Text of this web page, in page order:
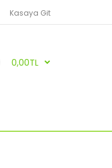
Kasaya Git
0,00TL